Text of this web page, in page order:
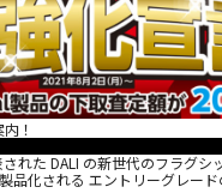
！
れた DALI の新世代のフラグシ
製品化される エントリーグレー